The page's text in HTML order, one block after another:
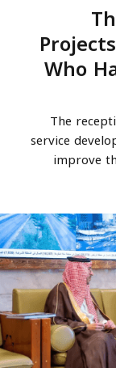
Who
The
service
improve